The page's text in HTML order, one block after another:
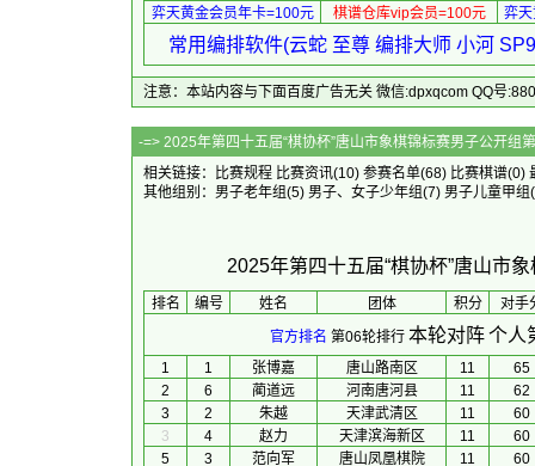
弈天黄金会员年卡=100元
棋谱仓库vip会员=100元 弈
常用编排软件(云蛇 至尊 编排大师 小河
注意：本站内容与下面百度广告无关 微信:dpxqcom QQ号
-=> 2025年第四十五届“棋协杯”唐山市象棋
相关链接：
比赛规程 比赛资讯(10) 参赛名单(68) 比赛棋谱(0)
其他组别： 男子老年组(5) 男子、女子少年组(7) 男子儿童甲组
2025年第四十五届“棋协杯”唐山市
排名 编号 姓名 团体 积分
对手
官方排名 第06轮排行 本轮对阵个人
1 1 张博嘉 唐山路南区 11
65
2
6 蔺道远 河南唐河县 11
62
3
2 朱越 天津武清区 11
60
3
4 赵力 天津滨海新区 11
60
5
3 范向军 唐山凤凰棋院 11
60